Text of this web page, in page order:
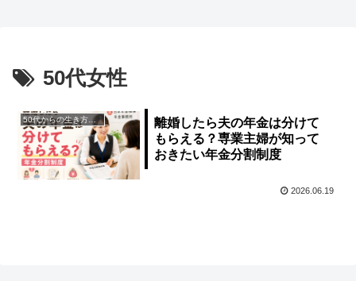
50代女性
50代からの生き方とお金
離婚したら夫の年金は分けて
もらえる？専業主婦が知って
おきたい年金分割制度
2026.06.19